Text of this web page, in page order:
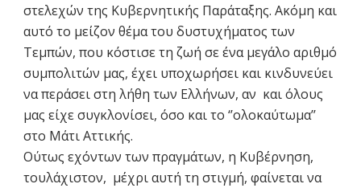
στελεχών της Κυβερνητικής Παράταξης. Ακόμη και
αυτό το μείζον θέμα του δυστυχήματος των
Τεμπών, που κόστισε τη ζωή σε ένα μεγάλο αριθμό
συμπολιτών μας, έχει υποχωρήσει και κινδυνεύει
να περάσει στη λήθη των Ελλήνων, αν και όλους
μας είχε συγκλονίσει, όσο και το ‘’ολοκαύτωμα’’
στο Μάτι Αττικής.
Ούτως εχόντων των πραγμάτων, η Κυβέρνηση,
τουλάχιστον, μέχρι αυτή τη στιγμή, φαίνεται να